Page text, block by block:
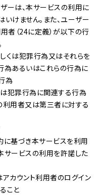
ーは、本サービスの利用に
いけません｡また、ユーザー
者（24に定義）が以下の行
くは犯罪行為又はそれらを
為あるいはこれらの行為に
為
は犯罪行為に関連する行為
利用者又は第三者に対する
に基づき本サービスを利用
サービスの利用を許諾した
アカウント利用者のログイン
こと